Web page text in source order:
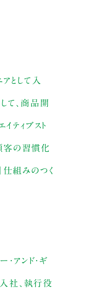
として入
て、商品開
ティブスト
客の習慣化
仕組みのつく
ンド・ギ
入社、執行役